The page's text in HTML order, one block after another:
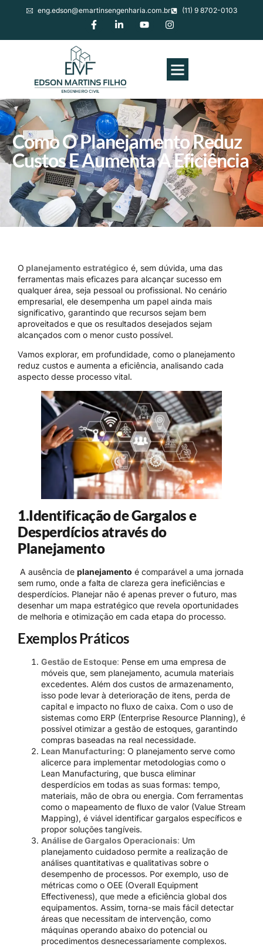
eng.edson@emartinsengenharia.com.br (11) 9 8702-0103
Como O Planejamento Reduz
Custos E Aumenta A Eficiência
O planejamento estratégico é, sem dúvida, uma das
ferramentas mais eficazes para alcançar sucesso em
qualquer área, seja pessoal ou profissional. No cenário
empresarial, ele desempenha um papel ainda mais
significativo, garantindo que recursos sejam bem
aproveitados e que os resultados desejados sejam
alcançados com o menor custo possível.
Vamos explorar, em profundidade, como o planejamento
reduz custos e aumenta a eficiência, analisando cada
aspecto desse processo vital.
1.Identificação de Gargalos e
Desperdícios através do
Planejamento
A ausência de planejamento é comparável a uma jornada
sem rumo, onde a falta de clareza gera ineficiências e
desperdícios. Planejar não é apenas prever o futuro, mas
desenhar um mapa estratégico que revela oportunidades
de melhoria e otimização em cada etapa do processo.
Exemplos Práticos
Gestão de Estoque: Pense em uma empresa de
móveis que, sem planejamento, acumula materiais
excedentes. Além dos custos de armazenamento,
isso pode levar à deterioração de itens, perda de
capital e impacto no fluxo de caixa. Com o uso de
sistemas como ERP (Enterprise Resource Planning), é
possível otimizar a gestão de estoques, garantindo
compras baseadas na real necessidade.
Lean Manufacturing: O planejamento serve como
alicerce para implementar metodologias como o
Lean Manufacturing, que busca eliminar
desperdícios em todas as suas formas: tempo,
materiais, mão de obra ou energia. Com ferramentas
como o mapeamento de fluxo de valor (Value Stream
Mapping), é viável identificar gargalos específicos e
propor soluções tangíveis.
Análise de Gargalos Operacionais: Um
planejamento cuidadoso permite a realização de
análises quantitativas e qualitativas sobre o
desempenho de processos. Por exemplo, uso de
métricas como o OEE (Overall Equipment
Effectiveness), que mede a eficiência global dos
equipamentos. Assim, torna-se mais fácil detectar
áreas que necessitam de intervenção, como
máquinas operando abaixo do potencial ou
procedimentos desnecessariamente complexos.